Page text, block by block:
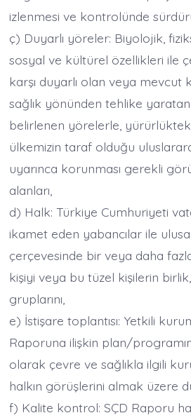
izlenmesi ve kontrolünde
ç) Duyarlı yöreler: Biyolojik,
sosyal ve kültürel özellikleri ile
karşı duyarlı olan veya mevcut
sağlık yönünden tehlike yaratan
belirlenen yörelerle,
ülkemizin taraf olduğu
uyarınca korunması gerekli
alanları,
d) Halk: Türkiye Cumhuriyeti
ikamet eden yabancılar ile
çerçevesinde bir veya daha
kişiyi veya bu tüzel kişilerin
gruplarını,
e) İstişare toplantısı: Yetkili
Raporuna ilişkin plan/
olarak çevre ve sağlıkla ilgili
halkın görüşlerini almak üzere
f) Kalite kontrol: SÇD Raporu